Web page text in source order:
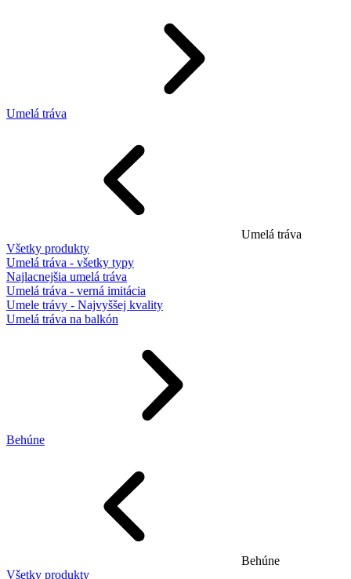
Umelá tráva
Umelá tráva
Všetky produkty
Umelá tráva - všetky typy
Najlacnejšia umelá tráva
Umelá tráva - verná imitácia
Umele trávy - Najvyššej kvality
Umelá tráva na balkón
Behúne
Behúne
Všetky produkty